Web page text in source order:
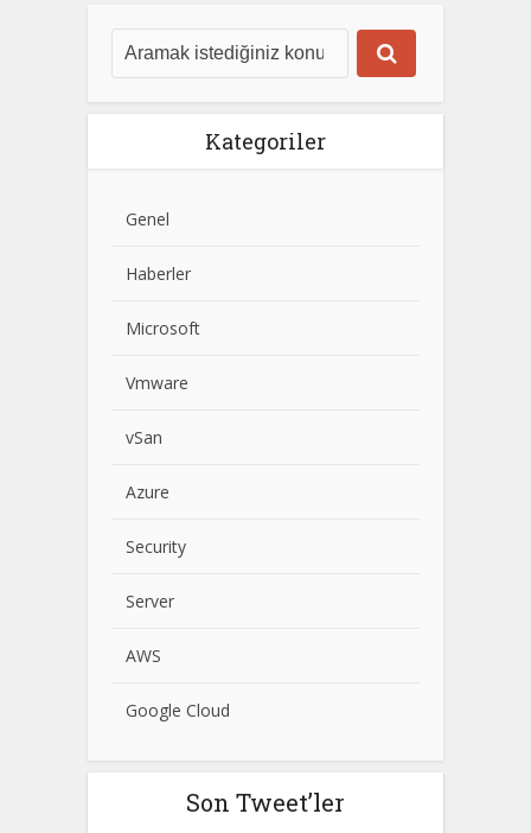
Kategoriler
Genel
Haberler
Microsoft
Vmware
vSan
Azure
Security
Server
AWS
Google Cloud
Son Tweet’ler